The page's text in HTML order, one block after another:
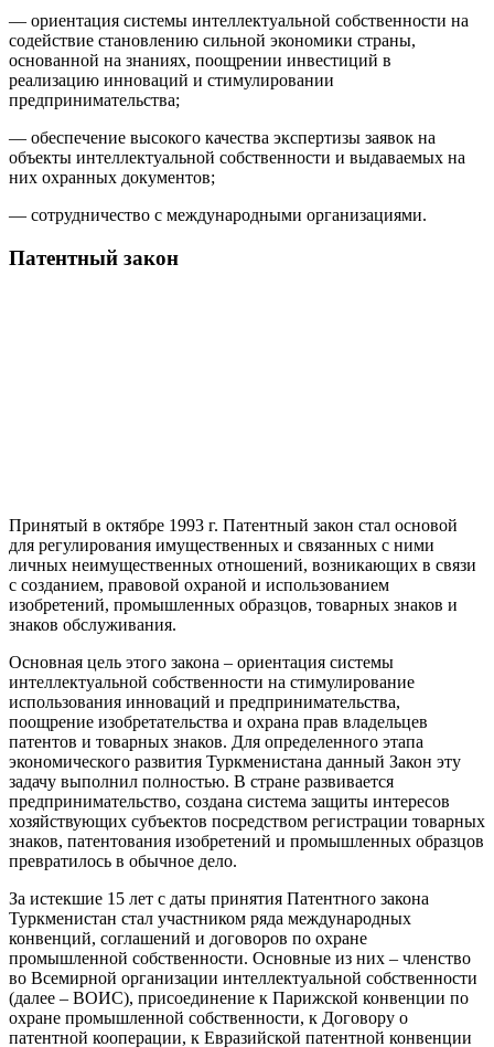
— ориентация системы интеллектуальной собственности на
содействие становлению сильной экономики страны,
основанной на знаниях, поощрении инвестиций в
реализацию инноваций и стимулировании
предпринимательства;
— обеспечение высокого качества экспертизы заявок на
объекты интеллектуальной собственности и выдаваемых на
них охранных документов;
— сотрудничество с международными организациями.
Патентный закон
Принятый в октябре 1993 г. Патентный закон стал основой
для регулирования имущественных и связанных с ними
личных неимущественных отношений, возникающих в связи
с созданием, правовой охраной и использованием
изобретений, промышленных образцов, товарных знаков и
знаков обслуживания.
Основная цель этого закона – ориентация системы
интеллектуальной собственности на стимулирование
использования инноваций и предпринимательства,
поощрение изобретательства и охрана прав владельцев
патентов и товарных знаков. Для определенного этапа
экономического развития Туркменистана данный Закон эту
задачу выполнил полностью. В стране развивается
предпринимательство, создана система защиты интересов
хозяйствующих субъектов посредством регистрации товарных
знаков, патентования изобретений и промышленных образцов
превратилось в обычное дело.
За истекшие 15 лет с даты принятия Патентного закона
Туркменистан стал участником ряда международных
конвенций, соглашений и договоров по охране
промышленной собственности. Основные из них – членство
во Всемирной организации интеллектуальной собственности
(далее – ВОИС), присоединение к Парижской конвенции по
охране промышленной собственности, к Договору о
патентной кооперации, к Евразийской патентной конвенции